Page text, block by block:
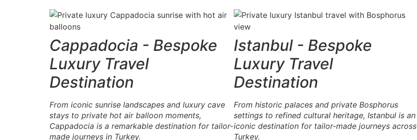
Cappadocia - Bespoke
Luxury Travel
Destination
From iconic sunrise landscapes and luxury cave
stays to private hot air balloon moments,
Cappadocia is a remarkable destination for tailor-
made journeys in Turkey.
Istanbul - Bespoke
Luxury Travel
Destination
From historic palaces and private Bosphorus
settings to refined cultural heritage, Istanbul is an
iconic destination for tailor-made journeys across
Turkey.